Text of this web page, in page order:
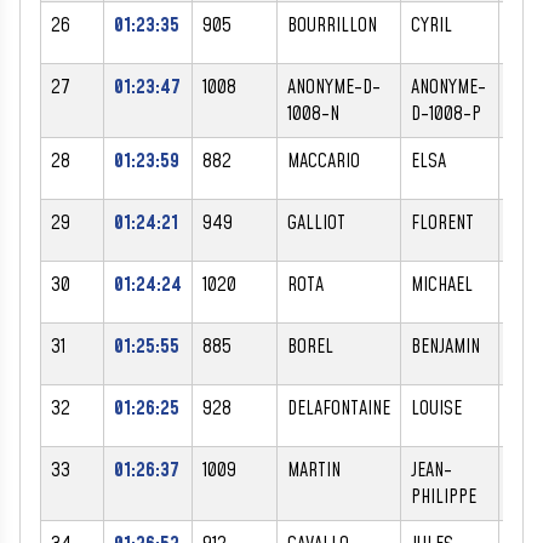
26 01:23:35 905 BOURRILLON CYRIL
27 01:23:47 1008
ANONYME-D-
1008-N
ANONYME-
D-1008-P
28 01:23:59 882 MACCARIO ELSA
29 01:24:21 949 GALLIOT FLORENT
30 01:24:24 1020 ROTA MICHAEL
31 01:25:55 885 BOREL BENJAMIN
32 01:26:25 928 DELAFONTAINE LOUISE
33 01:26:37 1009 MARTIN
JEAN-
PHILIPPE